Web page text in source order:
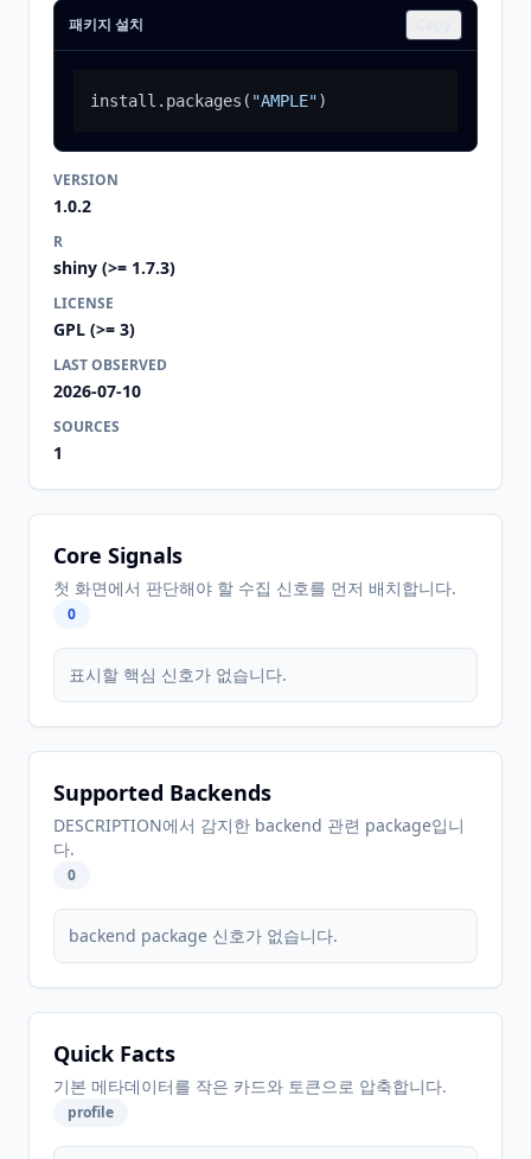
패키지 설치
install.packages ( "AMPLE")
VERSION
1.0.2
R
shiny (>= 1.7.3)
LICENSE
GPL (>= 3)
LAST OBSERVED
2026-07-10
SOURCES
1
Core Signals
첫 화면에서 판단해야 할 수집 신호를 먼저 배치합니다.
0
표시할 핵심 신호가 없습니다.
Supported Backends
DESCRIPTION에서 감지한 backend 관련 package입니
다.
0
backend package 신호가 없습니다.
Quick Facts
기본 메타데이터를 작은 카드와 토큰으로 압축합니다.
profile